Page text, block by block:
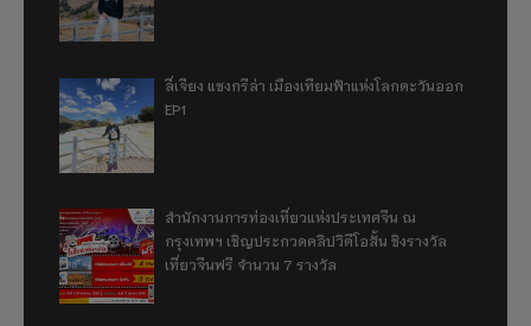
ลี่เจียง แชงกรีล่า เมืองเทียมฟ้าแห่งโลกตะวันออก
EP1
สำนักงานการท่องเที่ยวแห่งประเทศจีน ณ
กรุงเทพฯ เชิญประกวดคลิปวิดีโอสั้น ชิงรางวัล
เที่ยวจีนฟรี จำนวน 7 รางวัล